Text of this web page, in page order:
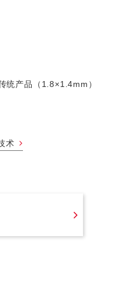
统产品（1.8×1.4mm）
术